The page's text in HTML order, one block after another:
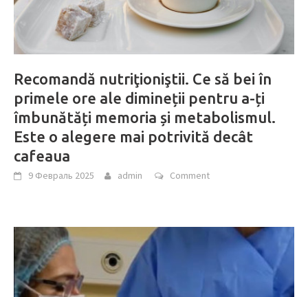
Recomandă nutriţioniştii. Ce să bei în
primele ore ale dimineții pentru a-ți
îmbunătăți memoria și metabolismul.
Este o alegere mai potrivită decât
cafeaua
9 Февраль 2025 admin Comment